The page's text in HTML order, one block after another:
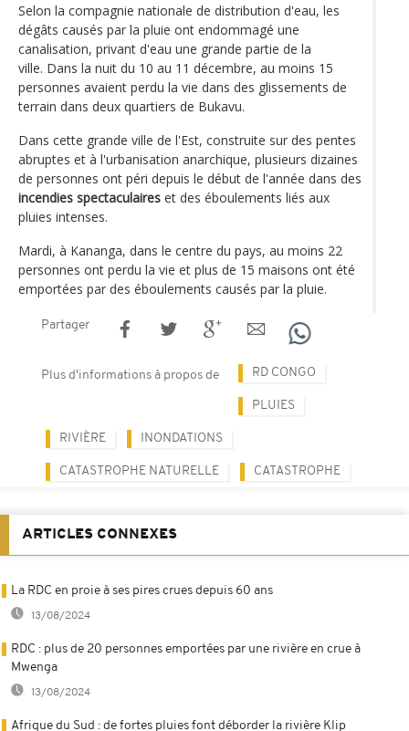
Selon la compagnie nationale de distribution d'eau, les
dégâts causés par la pluie ont endommagé une
canalisation, privant d'eau une grande partie de la
ville. Dans la nuit du 10 au 11 décembre, au moins 15
personnes avaient perdu la vie dans des glissements de
terrain dans deux quartiers de Bukavu.
Dans cette grande ville de l'Est, construite sur des pentes
abruptes et à l'urbanisation anarchique, plusieurs dizaines
de personnes ont péri depuis le début de l'année dans des
incendies spectaculaires et des éboulements liés aux
pluies intenses.
Mardi, à Kananga, dans le centre du pays, au moins 22
personnes ont perdu la vie et plus de 15 maisons ont été
emportées par des éboulements causés par la pluie.
Partager
Plus d'informations à propos de RD CONGO
PLUIES
RIVIÈRE INONDATIONS
CATASTROPHE NATURELLE CATASTROPHE
ARTICLES CONNEXES
La RDC en proie à ses pires crues depuis 60 ans
13/08/2024
RDC : plus de 20 personnes emportées par une rivière en crue à
Mwenga
13/08/2024
Afrique du Sud : de fortes pluies font déborder la rivière Klip